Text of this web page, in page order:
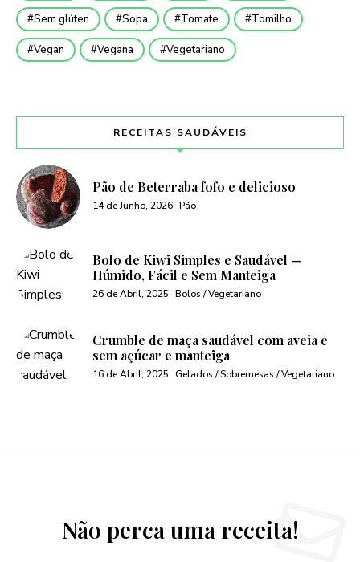
Sem glúten Sopa Tomate Tomilho
Vegan Vegana Vegetariano
RECEITAS SAUDÁVEIS
Pão de Beterraba fofo e delicioso
14 de Junho, 2026 Pão
Bolo de Kiwi Simples e Saudável —
Húmido, Fácil e Sem Manteiga
26 de Abril, 2025 Bolos / Vegetariano
Crumble de maça saudável com aveia e
sem açúcar e manteiga
16 de Abril, 2025 Gelados / Sobremesas / Vegetariano
Não perca uma receita!